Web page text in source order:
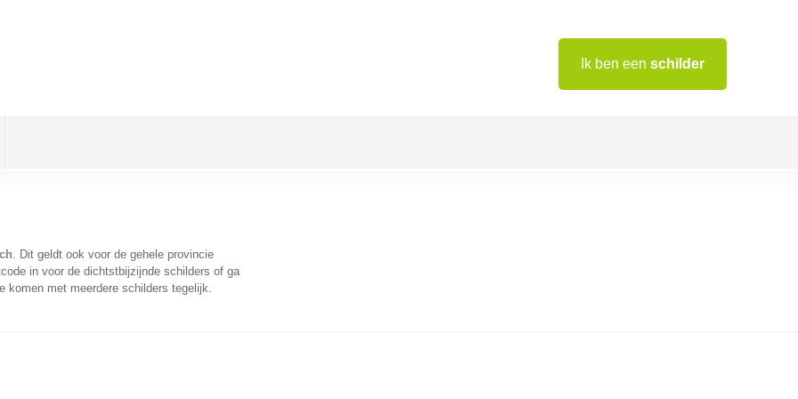
Ik ben een schilder
. Dit geldt ook voor de gehele provincie
in voor de dichtstbijzijnde schilders of ga
met meerdere schilders tegelijk.